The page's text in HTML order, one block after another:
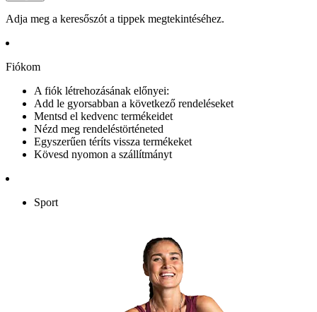
Adja meg a keresőszót a tippek megtekintéséhez.
Fiókom
A fiók létrehozásának előnyei:
Add le gyorsabban a következő rendeléseket
Mentsd el kedvenc termékeidet
Nézd meg rendeléstörténeted
Egyszerűen téríts vissza termékeket
Kövesd nyomon a szállítmányt
Sport